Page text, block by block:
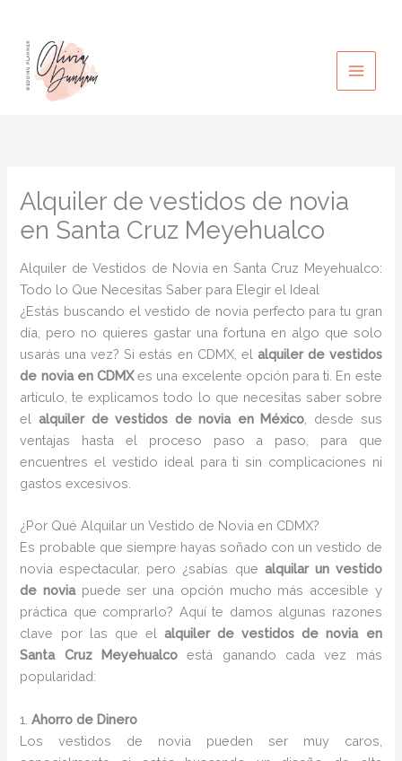
contenido
Alquiler de vestidos de novia
en Santa Cruz Meyehualco
Alquiler de Vestidos de Novia en Santa Cruz Meyehualco:
Todo lo Que Necesitas Saber para Elegir el Ideal
¿Estás buscando el vestido de novia perfecto para tu gran
día, pero no quieres gastar una fortuna en algo que solo
usarás una vez? Si estás en CDMX, el alquiler de vestidos
de novia en CDMXes una excelente opción para ti. En este
artículo, te explicamos todo lo que necesitas saber sobre
elalquiler de vestidos de novia en México , desde sus
ventajas hasta el proceso paso a paso, para que
encuentres el vestido ideal para ti sin complicaciones ni
gastos excesivos.
¿Por Qué Alquilar un Vestido de Novia en CDMX?
Es probable que siempre hayas soñado con un vestido de
novia espectacular, pero ¿sabías que alquilar un vestido
de noviapuede ser una opción mucho más accesible y
práctica que comprarlo? Aquí te damos algunas razones
clave por las que el alquiler de vestidos de novia en
Santa Cruz Meyehualco está ganando cada vez más
popularidad:
1.Ahorro de Dinero
Los vestidos de novia pueden ser muy caros,